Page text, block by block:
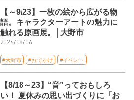
【～9/23】一枚の絵から広がる物
語。キャラクターアートの魅力に
触れる原画展。│大野市
2026/08/06
#大野市 #おでかけ #イベント
【8/18～23】“音”っておもしろ
い！ 夏休みの思い出づくりに「お